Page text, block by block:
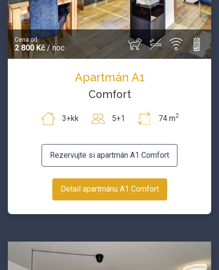
Cena od
2 800 Kč/ noc
Apartmán A1
Comfort
3+kk 5+1 74 m2
Rezervujte si apartmán A1 Comfort
Detail apartmánu A1 Comfort